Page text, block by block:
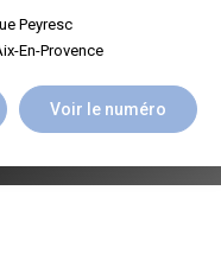
Peyresc
En-Provence
Voir le numéro